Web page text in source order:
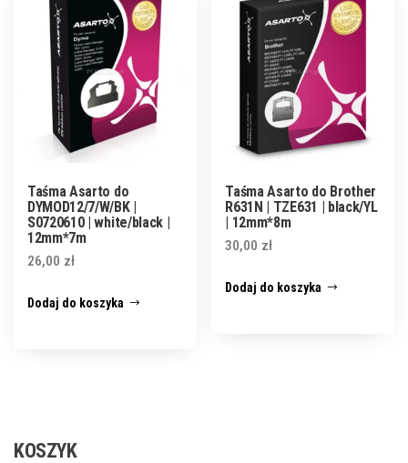
Taśma Asarto do
DYMOD12/7/W/BK |
S0720610 | white/black |
12mm*7m
26,00 zł
Dodaj do koszyka
Taśma Asarto do Brother
R631N | TZE631 | black/YL
| 12mm*8m
30,00 zł
Dodaj do koszyka
KOSZYK